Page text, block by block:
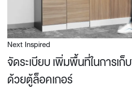
Next Inspired
จัดระเบียบ เพิ่มพื้นที่ในการเก็
ด้วยตู้ล็อคเกอร์